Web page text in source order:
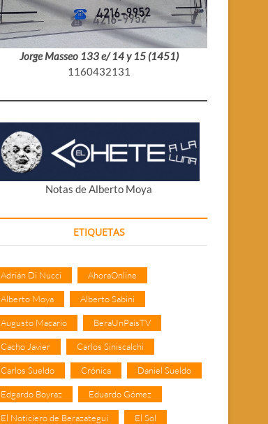
Jorge Masseo 133 e/ 14 y 15 (1451)
1160432131
Notas de Alberto Moya
ETIQUETAS
Adrián Di Nucci AhoraOnline
Alberto Moya Alberto Sabini
Augusto Macario BeraUnPaisTV
Cacho Javier Carlos Siniscalchi
Carlos Sueldo Crónica Daniel Sueldo
Edgardo Boyraz Eduardo Gómez
El Noticiero de Berazategui El Sol